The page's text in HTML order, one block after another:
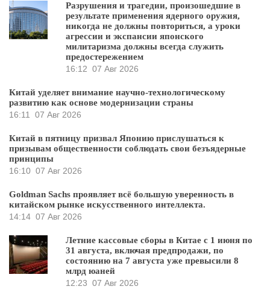
Разрушения и трагедии, произошедшие в
результате применения ядерного оружия,
никогда не должны повториться, а уроки
агрессии и экспансии японского
милитаризма должны всегда служить
предостережением
16:12 07 Авг 2026
Китай уделяет внимание научно-технологическому
развитию как основе модернизации страны
16:11 07 Авг 2026
Китай в пятницу призвал Японию прислушаться к
призывам общественности соблюдать свои безъядерные
принципы
16:10 07 Авг 2026
Goldman Sachs проявляет всё большую уверенность в
китайском рынке искусственного интеллекта.
14:14 07 Авг 2026
Летние кассовые сборы в Китае с 1 июня по
31 августа, включая предпродажи, по
состоянию на 7 августа уже превысили 8
млрд юаней
12:23 07 Авг 2026